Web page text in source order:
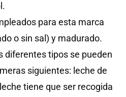
para esta marca
o sin sal) y madurado.
diferentes tipos se pueden
siguientes: leche de
tiene que ser recogida